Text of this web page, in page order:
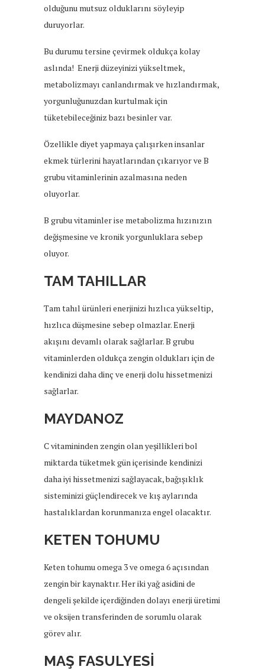
olduğunu mutsuz olduklarını söyleyip
duruyorlar.
Bu durumu tersine çevirmek oldukça kolay
aslında! Enerji düzeyinizi yükseltmek,
metabolizmayı canlandırmak ve hızlandırmak,
yorgunluğunuzdan kurtulmak için
tüketebileceğiniz bazı besinler var.
Özellikle diyet yapmaya çalışırken insanlar
ekmek türlerini hayatlarından çıkarıyor ve B
grubu vitaminlerinin azalmasına neden
oluyorlar.
B grubu vitaminler ise metabolizma hızınızın
değişmesine ve kronik yorgunluklara sebep
oluyor.
TAM TAHILLAR
Tam tahıl ürünleri enerjinizi hızlıca yükseltip,
hızlıca düşmesine sebep olmazlar. Enerji
akışını devamlı olarak sağlarlar. B grubu
vitaminlerden oldukça zengin oldukları için de
kendinizi daha dinç ve enerji dolu hissetmenizi
sağlarlar.
MAYDANOZ
C vitamininden zengin olan yeşillikleri bol
miktarda tüketmek gün içerisinde kendinizi
daha iyi hissetmenizi sağlayacak, bağışıklık
sisteminizi güçlendirecek ve kış aylarında
hastalıklardan korunmanıza engel olacaktır.
KETEN TOHUMU
Keten tohumu omega 3 ve omega 6 açısından
zengin bir kaynaktır. Her iki yağ asidini de
dengeli şekilde içerdiğinden dolayı enerji üretimi
ve oksijen transferinden de sorumlu olarak
görev alır.
MAŞ FASULYESİ